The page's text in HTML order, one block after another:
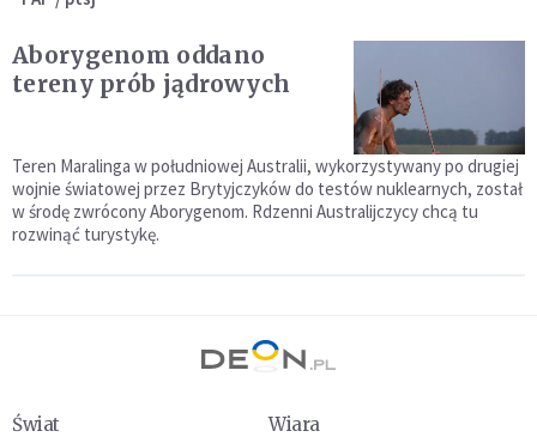
Aborygenom oddano
tereny prób jądrowych
Teren Maralinga w południowej Australii, wykorzystywany po drugiej
wojnie światowej przez Brytyjczyków do testów nuklearnych, został
w środę zwrócony Aborygenom. Rdzenni Australijczycy chcą tu
rozwinąć turystykę.
Świat
Wiara